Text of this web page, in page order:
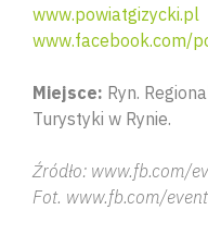
www.powiatgizycki.pl
www.facebook.com/
Miejsce: Ryn.
Turystyki w Rynie.
Źródło: www.fb.com/
Fot. www.fb.com/